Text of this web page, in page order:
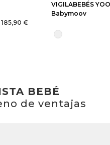
185,90 €
VIGILABEBÉS
Babymoov
BEBÉ
de ventajas